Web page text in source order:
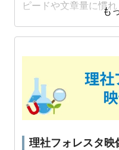
ピードや文章量に慣
つけます。
も
理社フォレスタ映